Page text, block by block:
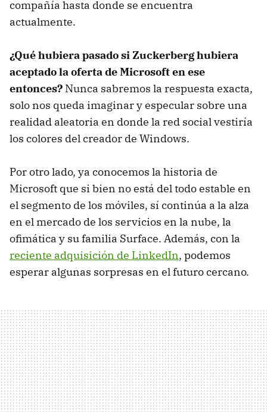
compañía hasta donde se encuentra
actualmente.
¿Qué hubiera pasado si Zuckerberg hubiera
aceptado la oferta de Microsoft en ese
entonces? Nunca sabremos la respuesta exacta,
solo nos queda imaginar y especular sobre una
realidad aleatoria en donde la red social vestiría
los colores del creador de Windows.
Por otro lado, ya conocemos la historia de
Microsoft que si bien no está del todo estable en
el segmento de los móviles, sí continúa a la alza
en el mercado de los servicios en la nube, la
ofimática y su familia Surface. Además, con la
reciente adquisición de LinkedIn, podemos
esperar algunas sorpresas en el futuro cercano.